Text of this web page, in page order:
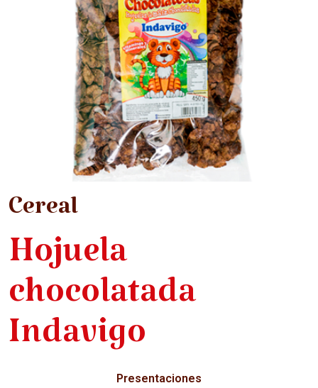
Cereal
Hojuela
chocolatada
Indavigo
Presentaciones